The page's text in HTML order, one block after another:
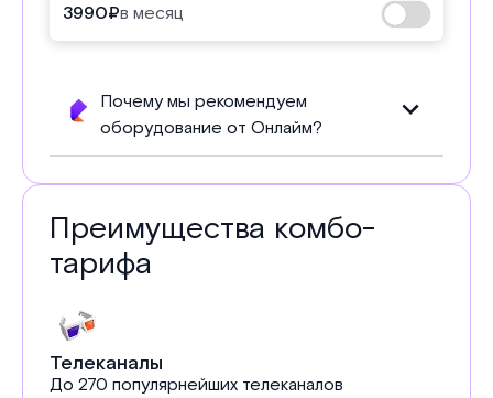
3990₽в месяц
Почему мы рекомендуем
оборудование от Онлайм?
Преимущества комбо-
тарифа
Телеканалы
До 270 популярнейших телеканалов